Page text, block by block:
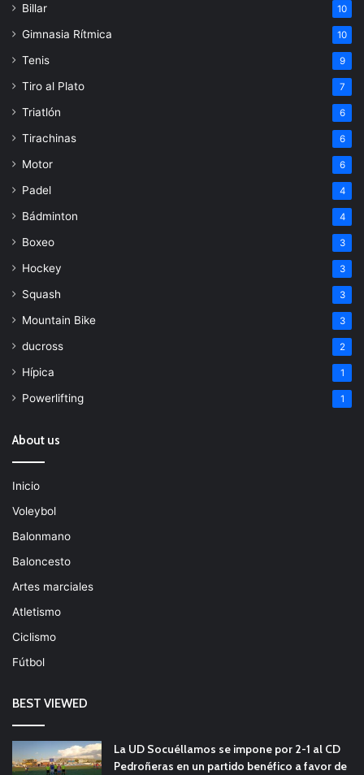
Billar 10
Gimnasia Rítmica 10
Tenis 9
Tiro al Plato 7
Triatlón 6
Tirachinas 6
Motor 6
Padel 4
Bádminton 4
Boxeo 3
Hockey 3
Squash 3
Mountain Bike 3
ducross 2
Hípica 1
Powerlifting 1
About us
Inicio
Voleybol
Balonmano
Baloncesto
Artes marciales
Atletismo
Ciclismo
Fútbol
BEST VIEWED
La UD Socuéllamos se impone por 2-1 al CD
Pedroñeras en un partido benéfico a favor de